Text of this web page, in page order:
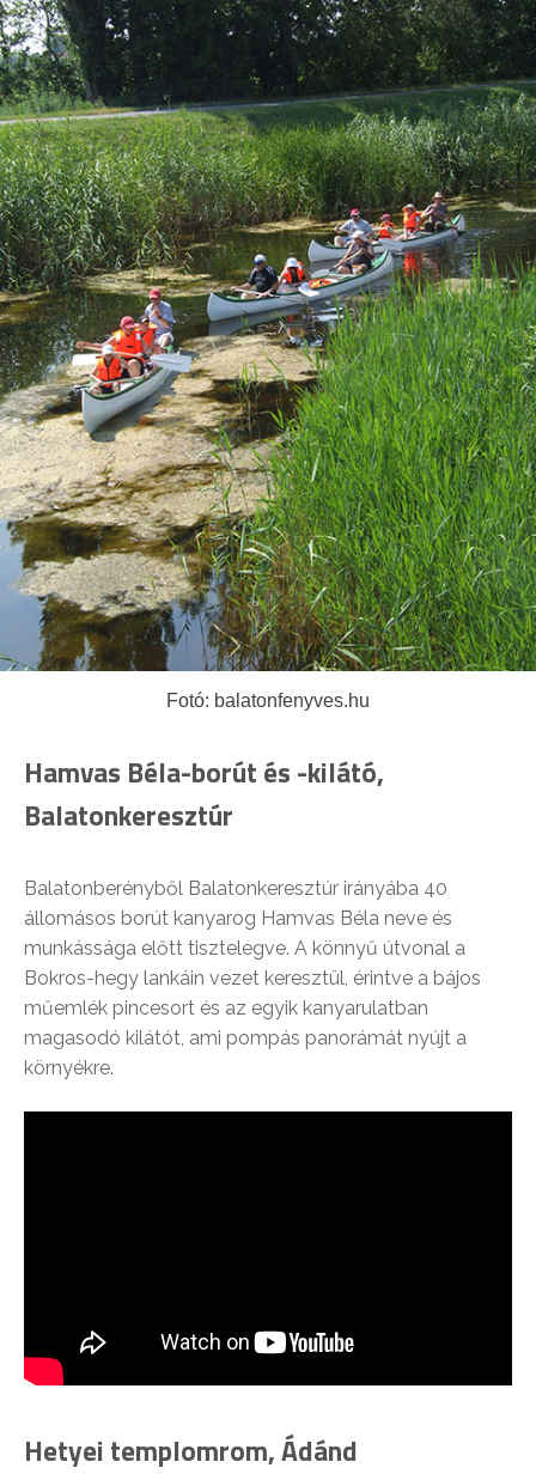
Fotó: balatonfenyves.hu
Hamvas Béla-borút és -kilátó,
Balatonkeresztúr
Balatonberényből Balatonkeresztúr irányába 40
állomásos borút kanyarog Hamvas Béla neve és
munkássága előtt tisztelegve. A könnyű útvonal a
Bokros-hegy lankáin vezet keresztül, érintve a bájos
műemlék pincesort és az egyik kanyarulatban
magasodó kilátót, ami pompás panorámát nyújt a
környékre.
Hetyei templomrom, Ádánd